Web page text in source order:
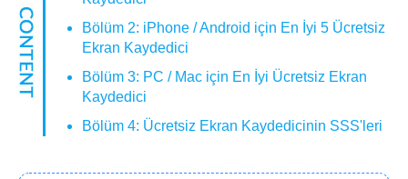
Bölüm 2: iPhone / Android için En İyi 5 Ücretsiz
Ekran Kaydedici
Bölüm 3: PC / Mac için En İyi Ücretsiz Ekran
Kaydedici
Bölüm 4: Ücretsiz Ekran Kaydedicinin SSS'leri